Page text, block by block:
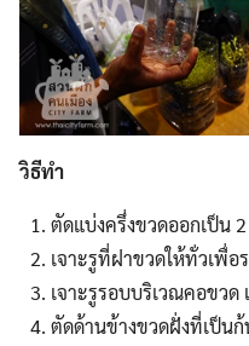
วิธีทำ
ตัดแบ่งครึ่งขวดออกเป็น
เจาะรูที่ฝาขวดให้ทั่วเพื่อ
เจาะรูรอบบริเวณคอขวด
ตัดด้านข้างขวดฝั่งที่เป็นก้